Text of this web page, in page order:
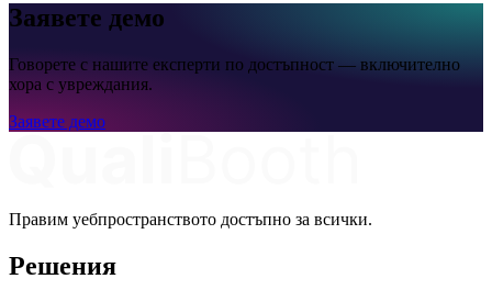
Заявете демо
Говорете с нашите експерти по достъпност — включително
хора с увреждания.
Заявете демо
Правим уебпространството достъпно за всички.
Решения